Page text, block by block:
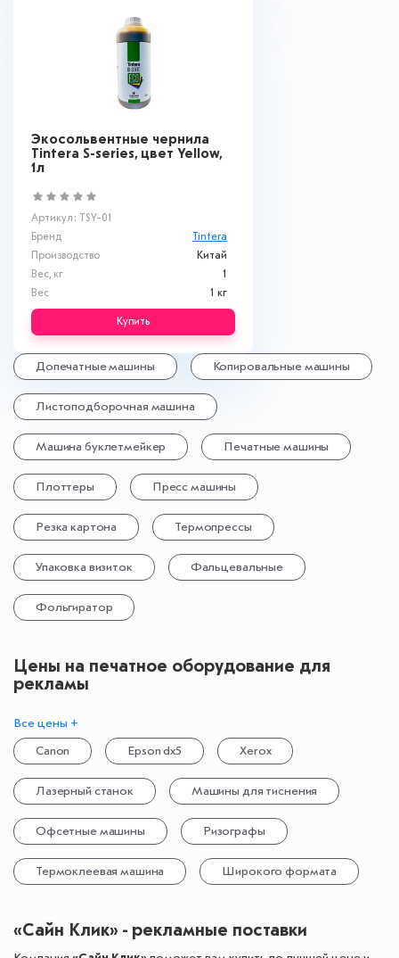
Экосольвентные чернила
Tintera S-series, цвет Yellow,
1л
Артикул: TSY-01
Бренд
Tintera
Производство
Китай
Вес, кг
1
Вес
1 кг
Купить
Допечатные машины Копировальные машины
Листоподборочная машина
Машина буклетмейкер Печатные машины
Плоттеры Пресс машины
Резка картона Термопрессы
Упаковка визиток Фальцевальные
Фольгиратор
Цены на печатное оборудование для
рекламы
Все цены +
Canon Epson dx5 Xerox
Лазерный станок Машины для тиснения
Офсетные машины Ризографы
Термоклеевая машина Широкого формата
«Сайн Клик» - рекламные поставки